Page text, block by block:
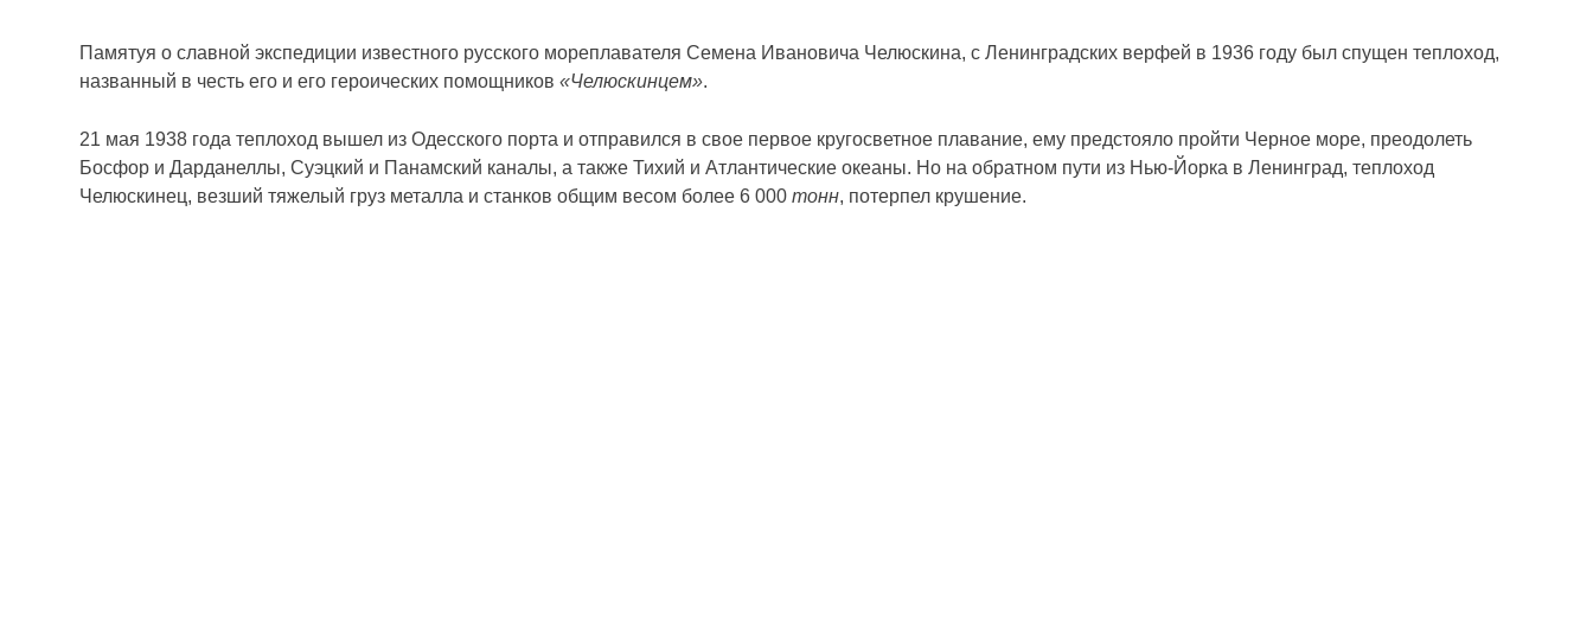
Памятуя о славной экспедиции известного русского мореплавателя Семена Ивановича Челюскина, с Ленинградских верфей в 1936 году был спущен теплоход,
названный в честь его и его героических помощников«Челюскинцем».
21 мая 1938 года теплоход вышел из Одесского порта и отправился в свое первое кругосветное плавание, ему предстояло пройти Черное море, преодолеть
Босфор и Дарданеллы, Суэцкий и Панамский каналы, а также Тихий и Атлантические океаны. Но на обратном пути из Нью-Йорка в Ленинград, теплоход
Челюскинец, везший тяжелый груз металла и станков общим весом более 6 000тонн, потерпел крушение.